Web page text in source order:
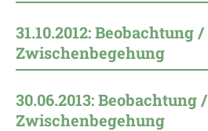
31.10.2012: Beobachtung /
Zwischenbegehung
30.06.2013: Beobachtung /
Zwischenbegehung